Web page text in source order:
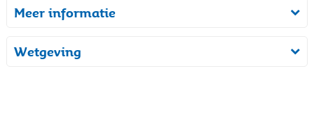
Meer informatie
Wetgeving